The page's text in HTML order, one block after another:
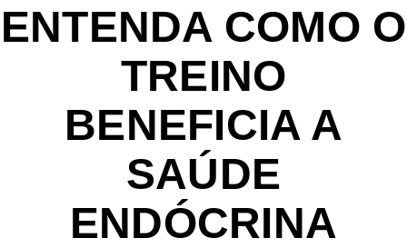
ENTENDA COMO O
TREINO
BENEFICIA A
SAÚDE
ENDÓCRINA